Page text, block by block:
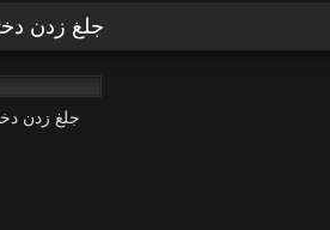
جلغ زدن
جلغ زدن